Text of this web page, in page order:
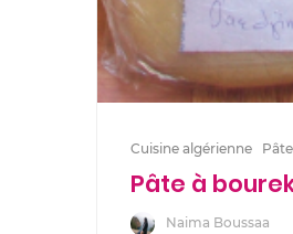
Cuisine algérienne
Pâte à
Naima Boussaa